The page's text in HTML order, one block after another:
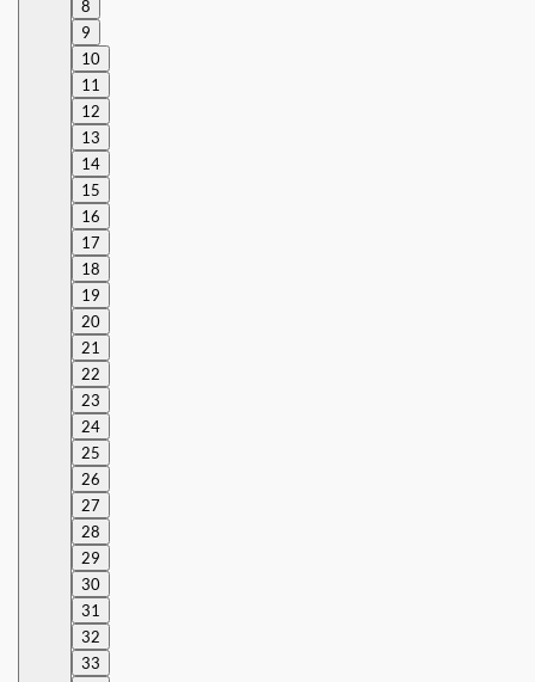
8
9
10
11
12
13
14
15
16
17
18
19
20
21
22
23
24
25
26
27
28
29
30
31
32
33